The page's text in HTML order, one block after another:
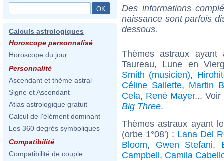
Calculs astrologiques
Horoscope personnalisé
Horoscope du jour
Personnalité
Ascendant et thème astral
Signe et Ascendant
Atlas astrologique gratuit
Calcul de l'élément dominant
Les 360 degrés symboliques
Compatibilité
Compatibilité de couple
Des informations
naissance sont parfois
dessous.
Thèmes astraux
Taureau, Lune en
Smith (musicien),
Céline Sallette, Martin
Cela, René Mayer...
Big Three.
Thèmes astraux ayant
(orbe 1°08') : Lana Del
Bloom, Gwen Stefani,
Campbell, Camila